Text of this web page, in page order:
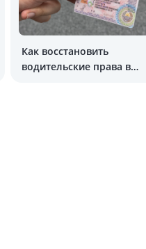
Как восстановить
водительские права в